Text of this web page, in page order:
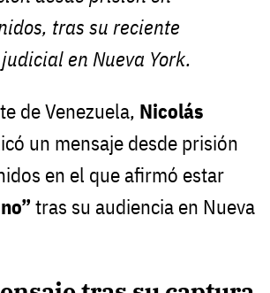
tras su reciente
en Nueva York.
de Venezuela, Nicolás
un mensaje desde prisión
en el que afirmó estar
tras su audiencia en Nueva